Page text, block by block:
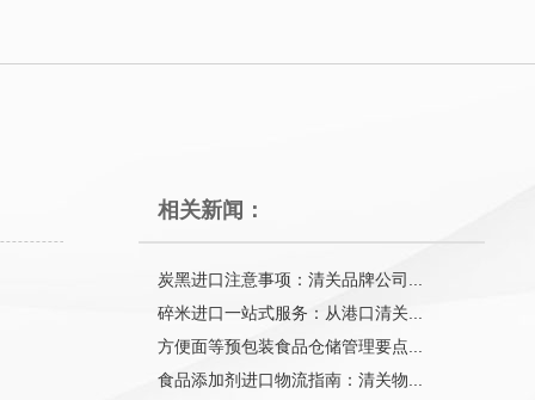
相关新闻：
炭黑进口注意事项：清关品牌公司...
碎米进口一站式服务：从港口清关...
方便面等预包装食品仓储管理要点...
食品添加剂进口物流指南：清关物...